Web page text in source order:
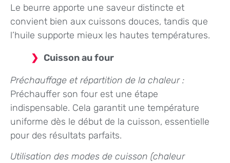
Le beurre apporte une saveur distincte et
convient bien aux cuissons douces, tandis que
l’huile supporte mieux les hautes températures.
Cuisson au four
Préchauffage et répartition de la chaleur :
Préchauffer son four est une étape
indispensable. Cela garantit une température
uniforme dès le début de la cuisson, essentielle
pour des résultats parfaits.
Utilisation des modes de cuisson (chaleur